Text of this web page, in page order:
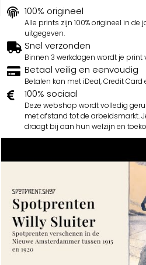
100% origineel
Alle prints zijn 100% origineel in de
uitgegeven.
Snel verzonden
Binnen 3 werkdagen wordt je print
Betaal veilig en eenvoudig
Betalen kan met iDeal, Credit Card
100% sociaal
Deze webshop wordt volledig
met afstand tot de arbeidsmarkt.
draagt bij aan hun welzijn en